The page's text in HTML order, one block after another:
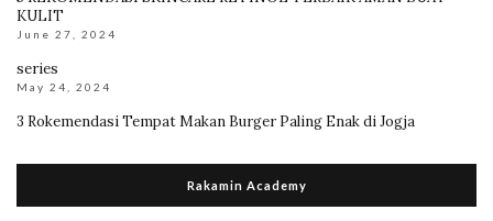
KULIT
June 27, 2024
series
May 24, 2024
3 Rokemendasi Tempat Makan Burger Paling Enak di Jogja
Rakamin Academy